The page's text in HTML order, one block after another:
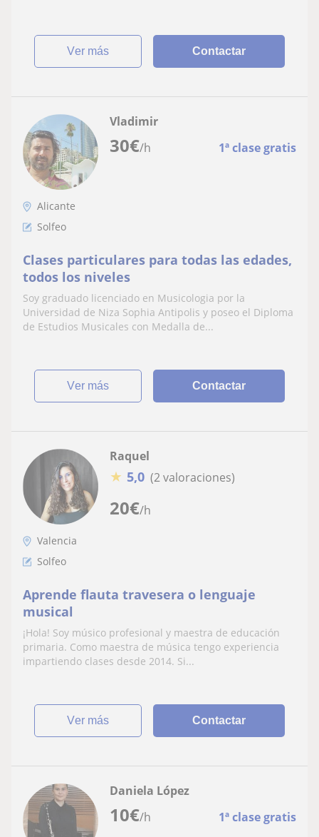
ver más Contactar
30€/h 1ª clase gratis
Vladimir
Alicante
Solfeo
Clases particulares para todas las edades,
todos los niveles
Soy graduado licenciado en Musicologia por la
Universidad de Niza Sophia Antipolis y poseo el Diploma
de Estudios Musicales con Medalla de...
ver más Contactar
20€/h
Raquel
★ 5,0 (2 valoraciones)
Valencia
Solfeo
Aprende flauta travesera o lenguaje
musical
¡Hola! Soy músico profesional y maestra de educación
primaria. Como maestra de música tengo experiencia
impartiendo clases desde 2014. Si...
ver más Contactar
10€/h 1ª clase gratis
Daniela López